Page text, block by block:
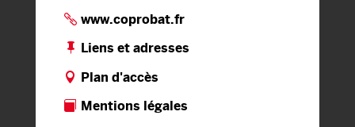
www.coprobat.fr
Liens et adresses
Plan d'accès
Mentions légales